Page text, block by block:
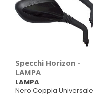
Specchi Horizon -
LAMPA
LAMPA
Nero Coppia Universale